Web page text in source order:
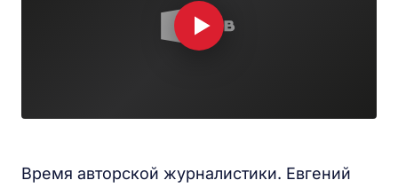
Время авторской журналистики. Евгений